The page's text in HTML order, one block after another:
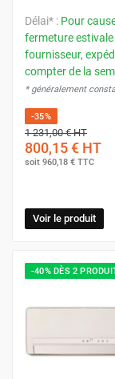
Délai* : Pour
fermeture estivale
fournisseur,
compter de la
* généralement
-35%
1 231,00 €HT
800,15 € HT
soit 960,18 € TTC
Voir le produit